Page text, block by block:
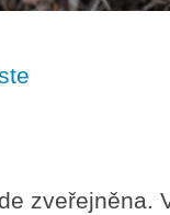
zveřejněna.